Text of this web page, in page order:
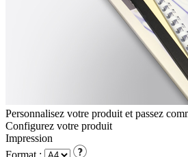
Personnalisez votre produit et passez
Configurez votre produit
Impression